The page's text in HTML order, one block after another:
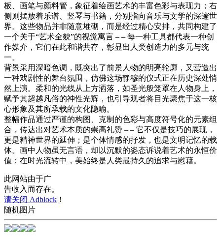
板、画笔与颜料管，象征着绘画艺术的丰富色彩与表现力；右
侧则摆放着乐谱、竖琴与书籍，分别指向音乐与文学的深邃世
界。这些物品并非随意堆砌，而是经过精心安排，共同构建了
一个关于“艺术全貌”的视觉寓言 – – 每一种工具都代表一种创
作媒介，它们在此和谐共存，彰显出人类创造力的多元与统
一。
背景采用深暗色调，既突出了前景人物的明亮轮廓，又营造出
一种戏剧性的舞台氛围，仿佛这场静穆的仪式正在历史深处悄
然上演。柔和的光线从上方洒落，如圣光般笼罩在人物身上，
赋予其超越凡俗的神性光辉，也引导观者将目光聚焦于这一核
心形象及其所承载的文化隐喻。
整幅作品通过严谨的构图、克制的色彩与高度符号化的元素组
合，传达出对艺术本质的崇高礼赞 – – 它不仅是技巧的展现，
更是精神世界的延伸；是个体情感的抒发，也是文明记忆的载
体。画中人物虽无言语，却以沉默的姿态诉说着艺术的永恒价
值：在时光流转中，美始终是人类最持久的追求与慰藉。
此网站由于广
告收入而存在。
请关闭 Adblock ！
随机图片